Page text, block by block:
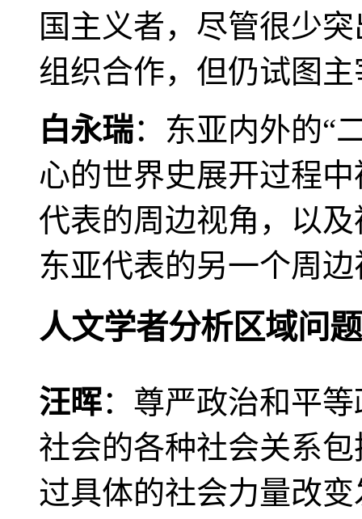
国主义者，尽管很少
组织合作，但仍试图
白永瑞：东亚内外的“
心的世界史展开过程
代表的周边视角，以
东亚代表的另一个周
人文学者分析区域问题
汪晖：尊严政治和平
社会的各种社会关系
过具体的社会力量改